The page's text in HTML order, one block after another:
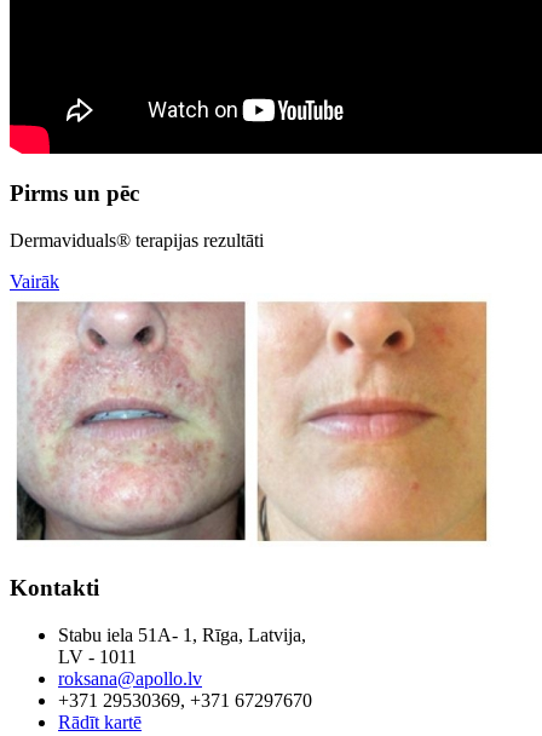
Pirms un pēc
Dermaviduals® terapijas rezultāti
Vairāk
Kontakti
Stabu iela 51A- 1, Rīga, Latvija,
LV - 1011
roksana@apollo.lv
+371 29530369, +371 67297670
Rādīt kartē